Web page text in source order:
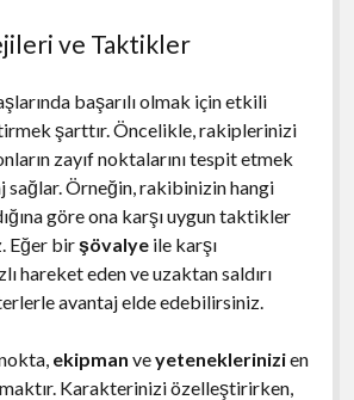
ve Taktikler
başarılı olmak için etkili
şarttır. Öncelikle, rakiplerinizi
zayıf noktalarını tespit etmek
sağlar. Örneğin, rakibinizin hangi
göre ona karşı uygun taktikler
Eğer birşövalyeile karşı
hareket eden ve uzaktan saldırı
avantaj elde edebilirsiniz.
ekipman veyeteneklerinizien
Karakterinizi özelleştirirken,